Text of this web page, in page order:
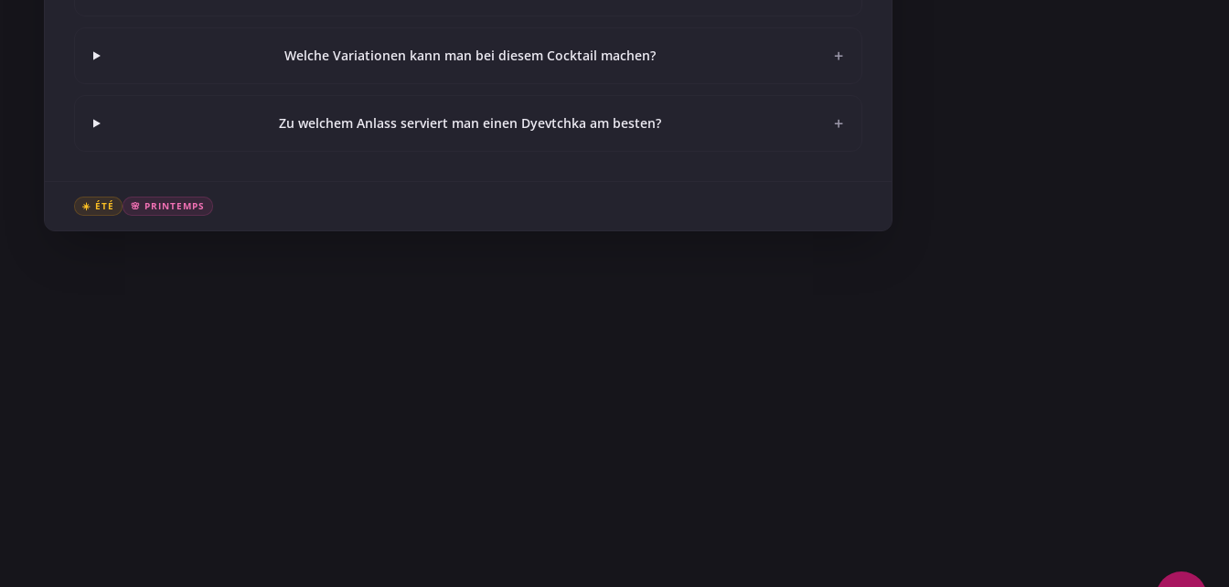
Welche Variationen kann man bei diesem Cocktail machen? +
Zu welchem Anlass serviert man einen Dyevtchka am besten? +
☀️ ÉTÉ 🌸 PRINTEMPS